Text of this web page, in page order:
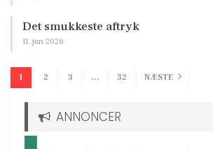
Det smukkeste aftryk
11. jun 2026
1 2 3 … 32 NÆSTE
ANNONCER